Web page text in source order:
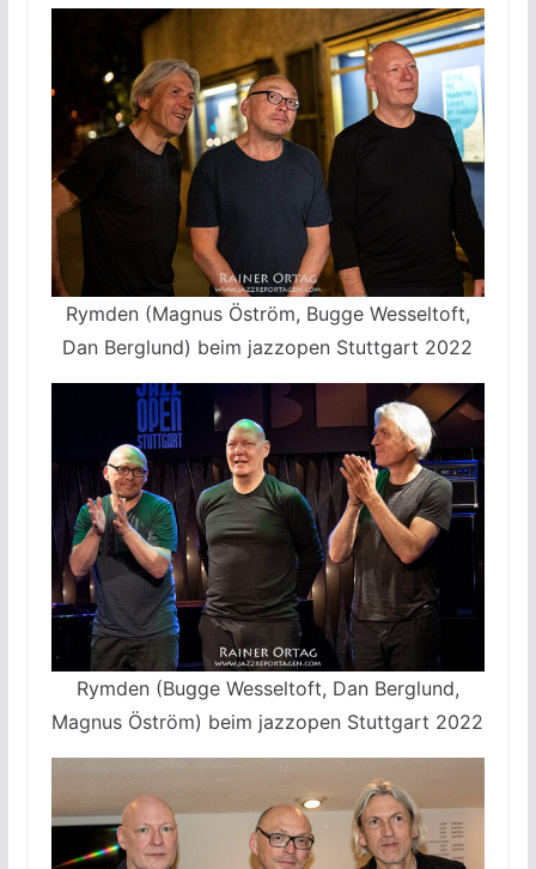
Rymden (Magnus Öström, Bugge Wesseltoft,
Dan Berglund) beim jazzopen Stuttgart 2022
Rymden (Bugge Wesseltoft, Dan Berglund,
Magnus Öström) beim jazzopen Stuttgart 2022